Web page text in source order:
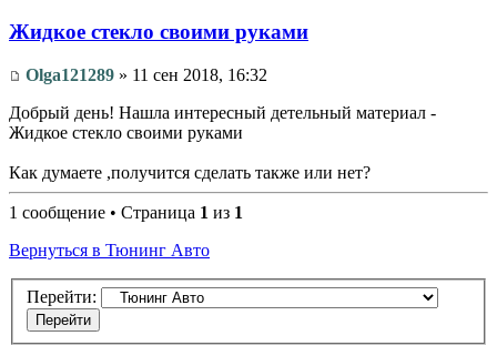
Жидкое стекло своими руками
Olga121289 » 11 сен 2018, 16:32
Добрый день! Нашла интересный детельный материал -
Жидкое стекло своими руками
Как думаете ,получится сделать также или нет?
1 сообщение • Страница 1 из 1
Вернуться в Тюнинг Авто
Перейти: